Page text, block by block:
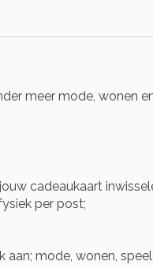
meer mode, wonen
cadeaukaart
per post;
mode, wonen,